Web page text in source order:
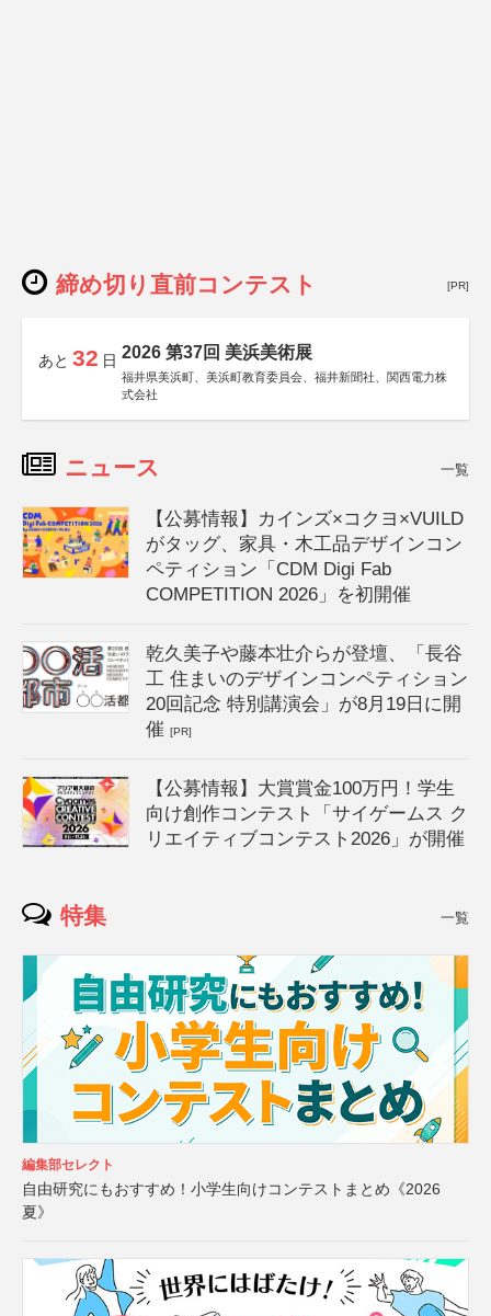
締め切り直前コンテスト [PR]
あと 32 日 2026 第37回 美浜美術展
福井県美浜町、美浜町教育委員会、福井新聞社、関西電力株
式会社
ニュース 一覧
【公募情報】カインズ×コクヨ×VUILD
がタッグ、家具・木工品デザインコン
ペティション「CDM Digi Fab
COMPETITION 2026」を初開催
乾久美子や藤本壮介らが登壇、「長谷
工 住まいのデザインコンペティション
20回記念 特別講演会」が8月19日に開
催[PR]
【公募情報】大賞賞金100万円！学生
向け創作コンテスト「サイゲームス ク
リエイティブコンテスト2026」が開催
特集 一覧
編集部セレクト
自由研究にもおすすめ！小学生向けコンテストまとめ《2026
夏》